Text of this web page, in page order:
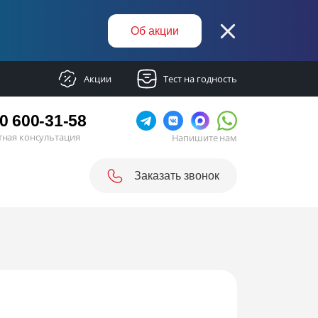
Об акции
Акции Тест на годность
600-31-58
консультация Напишите нам
Заказать звонок